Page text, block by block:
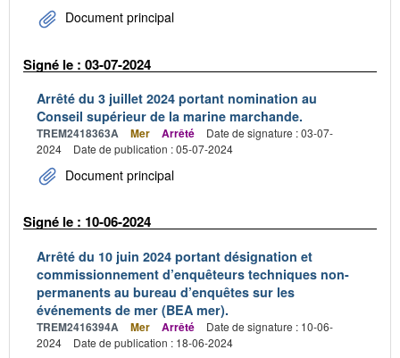
Document principal
Signé le : 03-07-2024
Arrêté du 3 juillet 2024 portant nomination au
Conseil supérieur de la marine marchande.
TREM2418363A Mer Arrêté
Date de signature : 03-07-
2024
Date de publication : 05-07-2024
Document principal
Signé le : 10-06-2024
Arrêté du 10 juin 2024 portant désignation et
commissionnement d’enquêteurs techniques non-
permanents au bureau d’enquêtes sur les
événements de mer (BEA mer).
TREM2416394A Mer Arrêté
Date de signature : 10-06-
2024
Date de publication : 18-06-2024